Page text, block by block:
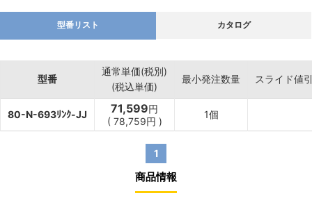
型番リスト カタログ
型番
通常単価(税別)
(税込単価)
最小発注数量 スライド値
80-N-693ﾘﾝｸ-JJ 71,599円
( 78,759円 )
1個
1
商品情報